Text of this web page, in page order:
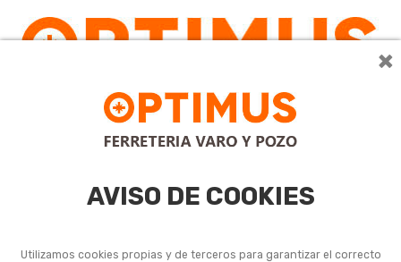
×
AVISO DE COOKIES
Utilizamos cookies propias y de terceros para garantizar el correcto